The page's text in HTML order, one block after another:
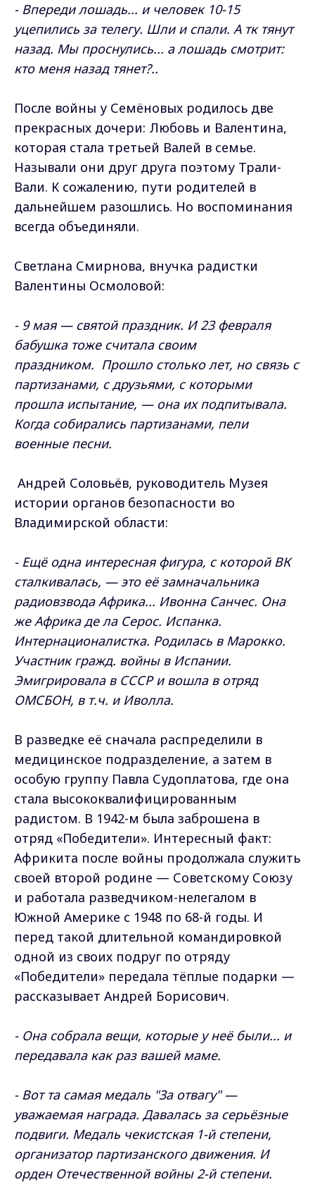
- Впереди лошадь... и человек 10-15
уцепились за телегу. Шли и спали. А тк тянут
назад. Мы проснулись... а лошадь смотрит:
кто меня назад тянет?..
После войны у Семёновых родилось две
прекрасных дочери: Любовь и Валентина,
которая стала третьей Валей в семье.
Называли они друг друга поэтому Трали-
Вали. К сожалению, пути родителей в
дальнейшем разошлись. Но воспоминания
всегда объединяли.
Светлана Смирнова, внучка радистки
Валентины Осмоловой:
- 9 мая — святой праздник. И 23 февраля
бабушка тоже считала своим
праздником. Прошло столько лет, но связь с
партизанами, с друзьями, с которыми
прошла испытание, — она их подпитывала.
Когда собирались партизанами, пели
военные песни.
Андрей Соловьёв, руководитель Музея
истории органов безопасности во
Владимирской области:
- Ещё одна интересная фигура, с которой ВК
сталкивалась, — это её замначальника
радиовзвода Африка... Ивонна Санчес. Она
же Африка де ла Серос. Испанка.
Интернационалистка. Родилась в Марокко.
Участник гражд. войны в Испании.
Эмигрировала в СССР и вошла в отряд
ОМСБОН, в т.ч. и Иволла.
В разведке её сначала распределили в
медицинское подразделение, а затем в
особую группу Павла Судоплатова, где она
стала высококвалифицированным
радистом. В 1942-м была заброшена в
отряд «Победители». Интересный факт:
Африкита после войны продолжала служить
своей второй родине — Советскому Союзу
и работала разведчиком-нелегалом в
Южной Америке с 1948 по 68-й годы. И
перед такой длительной командировкой
одной из своих подруг по отряду
«Победители» передала тёплые подарки —
рассказывает Андрей Борисович.
- Она собрала вещи, которые у неё были... и
передавала как раз вашей маме.
- Вот та самая медаль "За отвагу" —
уважаемая награда. Давалась за серьёзные
подвиги. Медаль чекистская 1-й степени,
организатор партизанского движения. И
орден Отечественной войны 2-й степени.